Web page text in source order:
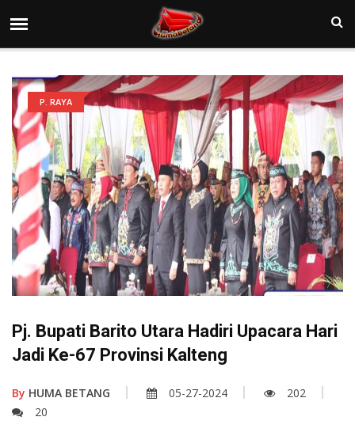
P. RAYA
Pj. Bupati Barito Utara Hadiri Upacara Hari
Jadi Ke-67 Provinsi Kalteng
By HUMA BETANG 05-27-2024
202
20